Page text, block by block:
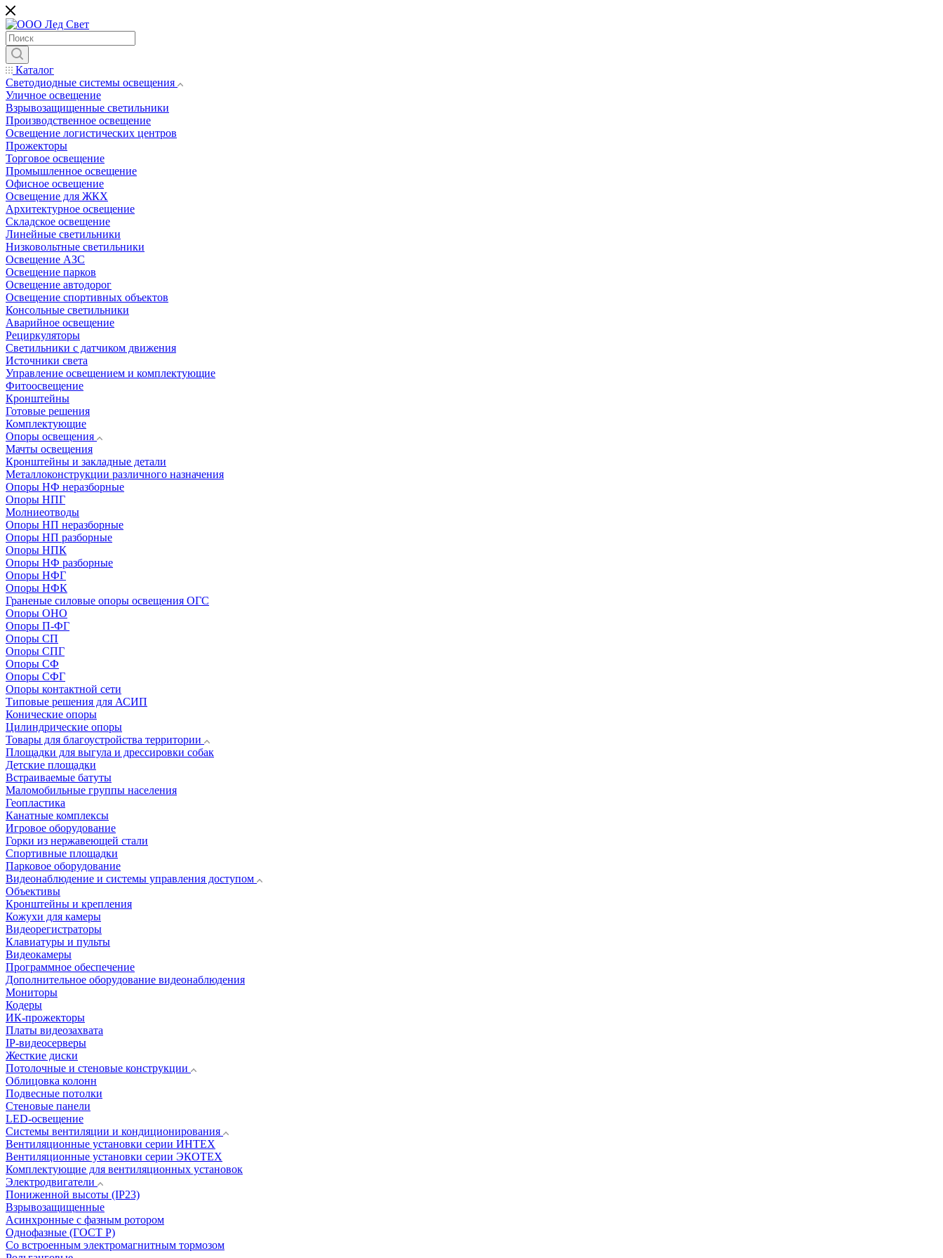
Каталог
Светодиодные системы освещения
Уличное освещение
Взрывозащищенные светильники
Производственное освещение
Освещение логистических центров
Прожекторы
Торговое освещение
Промышленное освещение
Офисное освещение
Освещение для ЖКХ
Архитектурное освещение
Складское освещение
Линейные светильники
Низковольтные светильники
Освещение АЗС
Освещение парков
Освещение автодорог
Освещение спортивных объектов
Консольные светильники
Аварийное освещение
Рециркуляторы
Светильники с датчиком движения
Источники света
Управление освещением и комплектующие
Фитоосвещение
Кронштейны
Готовые решения
Комплектующие
Опоры освещения
Мачты освещения
Кронштейны и закладные детали
Металлоконструкции различного назначения
Опоры НФ неразборные
Опоры НПГ
Молниеотводы
Опоры НП неразборные
Опоры НП разборные
Опоры НПК
Опоры НФ разборные
Опоры НФГ
Опоры НФК
Граненые силовые опоры освещения ОГС
Опоры ОНО
Опоры П-ФГ
Опоры СП
Опоры СПГ
Опоры СФ
Опоры СФГ
Опоры контактной сети
Типовые решения для АСИП
Конические опоры
Цилиндрические опоры
Товары для благоустройства территории
Площадки для выгула и дрессировки собак
Детские площадки
Встраиваемые батуты
Маломобильные группы населения
Геопластика
Канатные комплексы
Игровое оборудование
Горки из нержавеющей стали
Спортивные площадки
Парковое оборудование
Видеонаблюдение и системы управления доступом
Объективы
Кронштейны и крепления
Кожухи для камеры
Видеорегистраторы
Клавиатуры и пульты
Видеокамеры
Программное обеспечение
Дополнительное оборудование видеонаблюдения
Мониторы
Кодеры
ИК-прожекторы
Платы видеозахвата
IP-видеосерверы
Жесткие диски
Потолочные и стеновые конструкции
Облицовка колонн
Подвесные потолки
Стеновые панели
LED-освещение
Системы вентиляции и кондиционирования
Вентиляционные установки серии ИНТЕХ
Вентиляционные установки серии ЭКОТЕХ
Комплектующие для вентиляционных установок
Электродвигатели
Пониженной высоты (IP23)
Взрывозащищенные
Асинхронные с фазным ротором
Однофазные (ГОСТ Р)
Со встроенным электромагнитным тормозом